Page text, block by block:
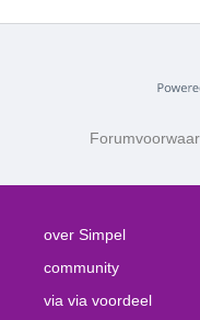
over Simpel
community
via via voordeel